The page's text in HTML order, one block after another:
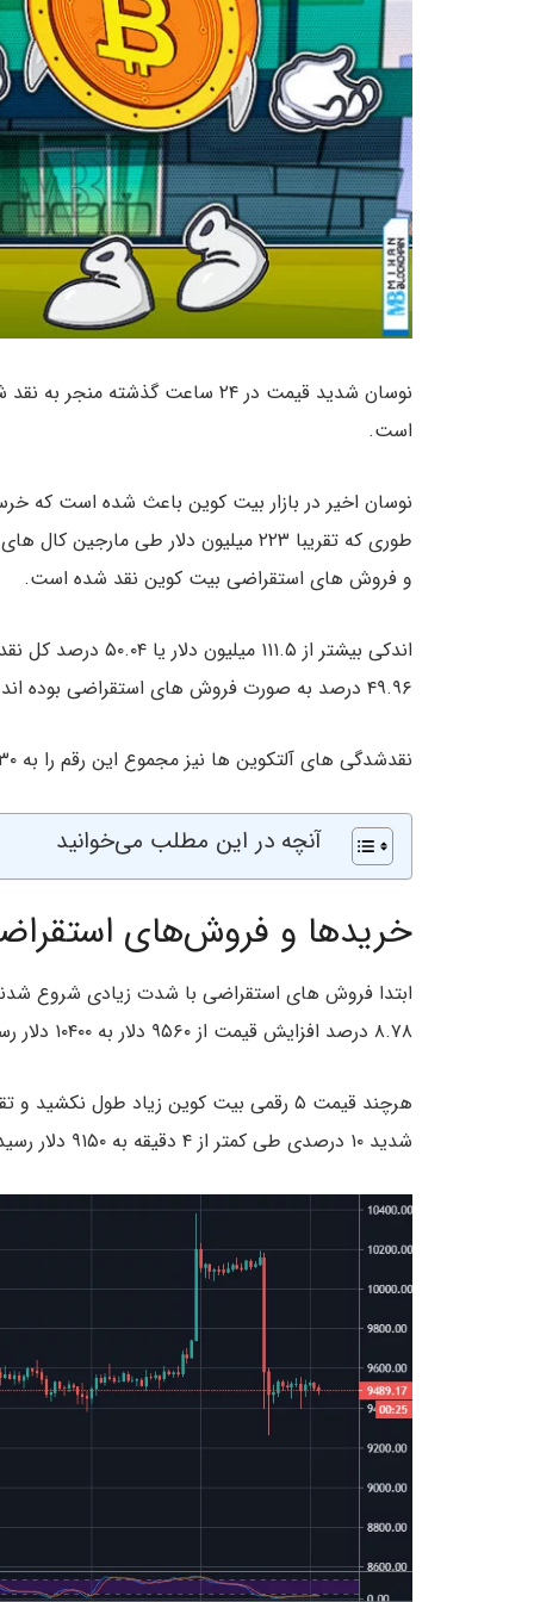
است.
نوسان اخیر در بازار بیت کوین باعث شده است که
و فروش های استقراضی بیت کوین نقد شده است.
۴۹.۹۶ درصد به صورت فروش های استقراضی بوده اند.
نقدشدگی های آلتکوین ها نیز مجموع این رقم را به ۲۳۰ میلیون دلار می‌رسانند.
آنچه در این مطلب می‌خوانید
خریدها و فروش‌های
ابتدا فروش های استقراضی با شدت زیادی شروع شدند،
۸.۷۸ درصد افزایش قیمت از ۹۵۶۰ دلار به ۱۰۴۰۰ دلار رسید.
شدید ۱۰ درصدی طی کمتر از ۴ دقیقه به ۹۱۵۰ دلار رسید.